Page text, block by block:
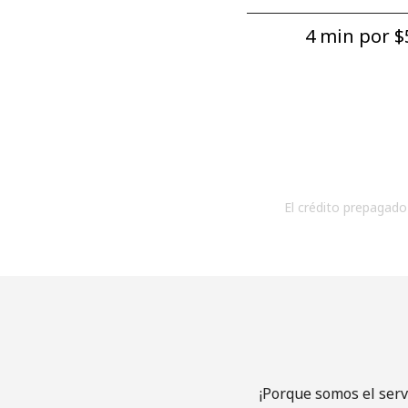
4 min por
El crédito
¡Porque somos el